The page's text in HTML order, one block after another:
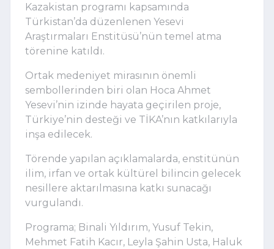
Kazakistan programı kapsamında
Türkistan’da düzenlenen Yesevi
Araştırmaları Enstitüsü’nün temel atma
törenine katıldı.
Ortak medeniyet mirasının önemli
sembollerinden biri olan Hoca Ahmet
Yesevi’nin izinde hayata geçirilen proje,
Türkiye’nin desteği ve TİKA’nın katkılarıyla
inşa edilecek.
Törende yapılan açıklamalarda, enstitünün
ilim, irfan ve ortak kültürel bilincin gelecek
nesillere aktarılmasına katkı sunacağı
vurgulandı.
Programa; Binali Yıldırım, Yusuf Tekin,
Mehmet Fatih Kacır, Leyla Şahin Usta, Haluk